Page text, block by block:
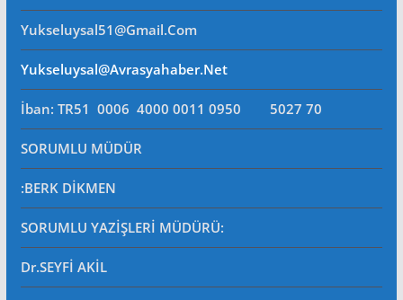
Yukseluysal51@gmail.com
Yukseluysal@avrasyahaber.net
İban: TR51 0006 4000 0011 0950 5027 70
SORUMLU MÜDÜR
:BERK DİKMEN
SORUMLU YAZİŞLERİ MÜDÜRÜ:
Dr.SEYFİ AKİL